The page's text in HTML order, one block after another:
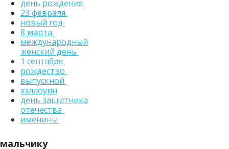
день рождения
23 февраля
новый год
8 марта
международный
женский день
1 сентября
рождество
выпускной
хэллоуин
день защитника
отечества
именины
мальчику